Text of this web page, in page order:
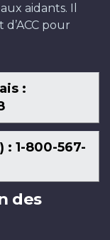
aidants. Il
d’ACC pour
:
1-800-567-
des